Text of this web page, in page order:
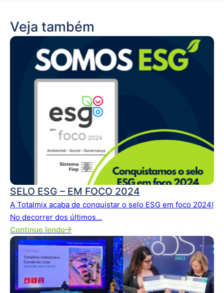
Veja também
SELO ESG – EM FOCO 2024
A Totalmix acaba de conquistar o selo ESG em foco 2024!
No decorrer dos últimos…
Continue lendo